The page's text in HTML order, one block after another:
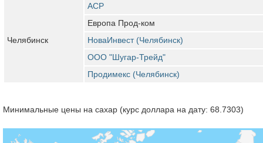
Челябинск
АСР
Европа Прод-ком
НоваИнвест (Челябинск)
ООО "Шугар-Трейд"
Продимекс (Челябинск)
Минимальные цены на сахар (курс доллара на дату: 68.7303)